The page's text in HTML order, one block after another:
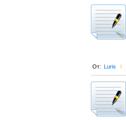
От: Luris l